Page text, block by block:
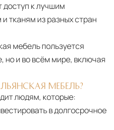
к лучшим
тканям из разных стран
мебель пользуется
но и во всём мире, включая
МЕБЕЛЬ?
людям, которые:
в долгосрочное